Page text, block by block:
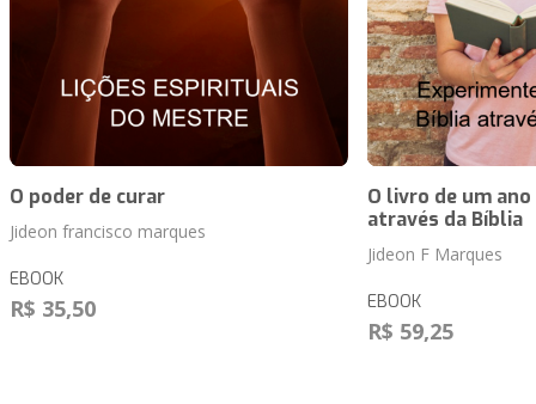
O poder de curar
Jideon francisco marques
EBOOK
R$ 35,50
O livro de um
através da Bíblia
Jideon F Marques
EBOOK
R$ 59,25